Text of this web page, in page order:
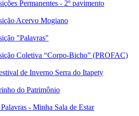
Permanentes - 2º pavimento
Acervo Mogiano
"Palavras"
Coletiva “Corpo-Bicho” (PROFAC)
de Inverno Serra do Itapety
do Patrimônio
- Minha Sala de Estar